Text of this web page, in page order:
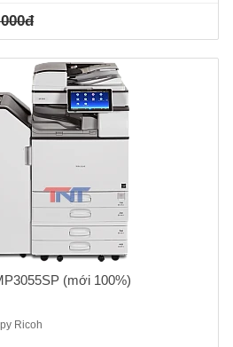
(mới 100%)
Ricoh
(Máy mới 100%)(Máy ricoh
sp Ricoh IM4000 tương đương) Thiết bị